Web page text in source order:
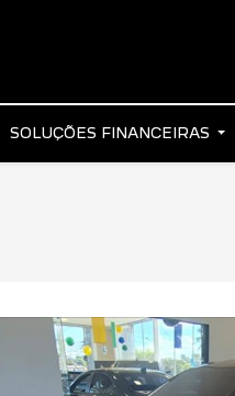
SOLUÇÕES FINANCEIRAS